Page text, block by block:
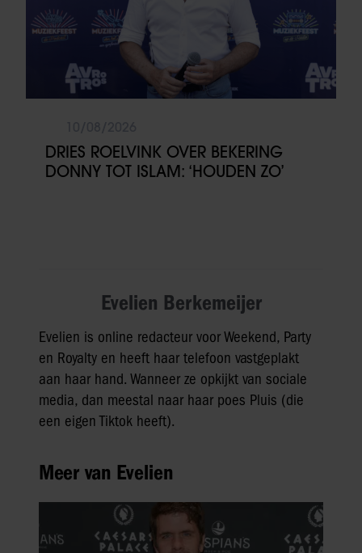
DRIES ROELVINK OVER BEKERING
DONNY TOT ISLAM: ‘HOUDEN ZO’
Evelien Berkemeijer
Evelien is online redacteur voor Weekend, Party
en Royalty en heeft haar telefoon vastgeplakt
aan haar hand. Wanneer ze opkijkt van sociale
media, dan meestal naar haar poes Pluis (die
een eigen Tiktok heeft).
Meer van Evelien